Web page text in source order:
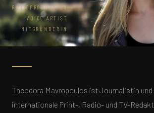
RADIOPRODUKTION
VOICE ARTIST
MITGRÜNDERIN
Theodora Mavropoulos ist Journalistin
internationale Print-, Radio- und TV-